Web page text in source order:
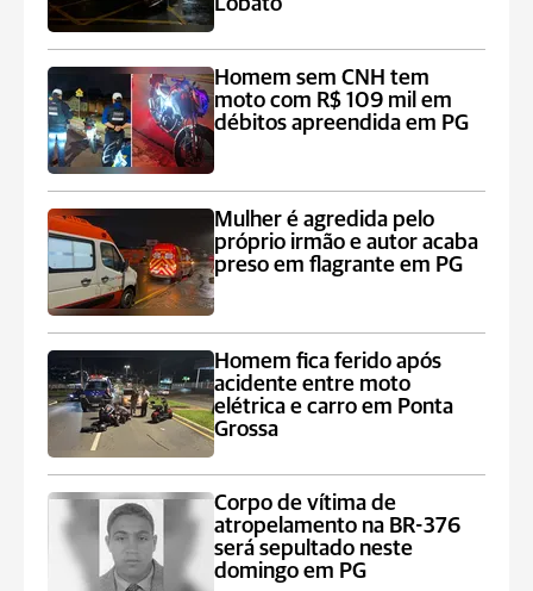
Homem sem CNH tem
moto com R$ 109 mil em
débitos apreendida em PG
Mulher é agredida pelo
próprio irmão e autor acaba
preso em flagrante em PG
Homem fica ferido após
acidente entre moto
elétrica e carro em Ponta
Grossa
Corpo de vítima de
atropelamento na BR-376
será sepultado neste
domingo em PG